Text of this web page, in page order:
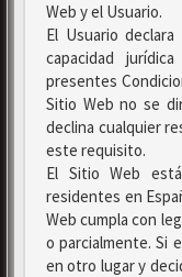
Web y el Usuario.
El Usuario
capacidad
presentes
Sitio Web no se
declina cualquier
este requisito.
El Sitio Web
residentes en
Web cumpla con
o parcialmente. Si
en otro lugar y